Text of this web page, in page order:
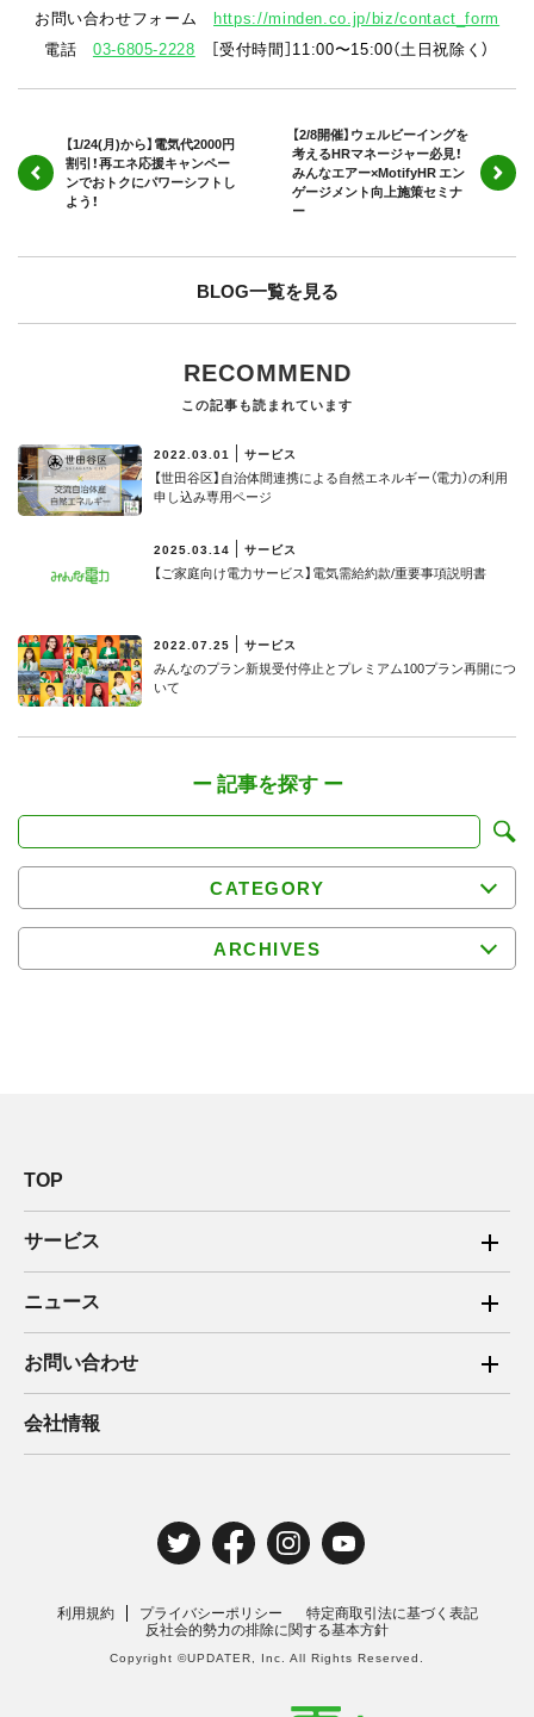
お問い合わせフォーム https://minden.co.jp/biz/contact_form
電話 03-6805-2228 ［受付時間］11:00〜15:00（土日祝除く）
【1/24(月)から】電気代2000円
割引！再エネ応援キャンペー
ンでおトクにパワーシフトし
よう！
【2/8開催】ウェルビーイングを
考えるHRマネージャー必見！
みんなエアー×MotifyHR エン
ゲージメント向上施策セミナ
ー
BLOG一覧を見る
RECOMMEND
この記事も読まれています
2022.03.01 サービス
【世田谷区】⾃治体間連携による⾃然エネルギー（電⼒）の利⽤
申し込み専用ページ
2025.03.14 サービス
【ご家庭向け電力サービス】電気需給約款/重要事項説明書
2022.07.25 サービス
みんなのプラン新規受付停止とプレミアム100プラン再開につ
いて
CATEGORY
ARCHIVES
TOP
サービス
ご家庭向け電力サービス
法人向け脱炭素サービス
住宅用太陽光売電 卒FIT
ニュース
2025年
2024年
2019年
お問い合わせ
ご家庭向け電力サービス・卒FIT電気の売電
法人向け脱炭素サービス・新電力向けサービス
電気工事のお申込み
会社情報
利用規約 プライバシーポリシー
特定商取引法に基づく表記
反社会的勢力の排除に関する基本方針
Copyright ©UPDATER, Inc. All Rights Reserved.